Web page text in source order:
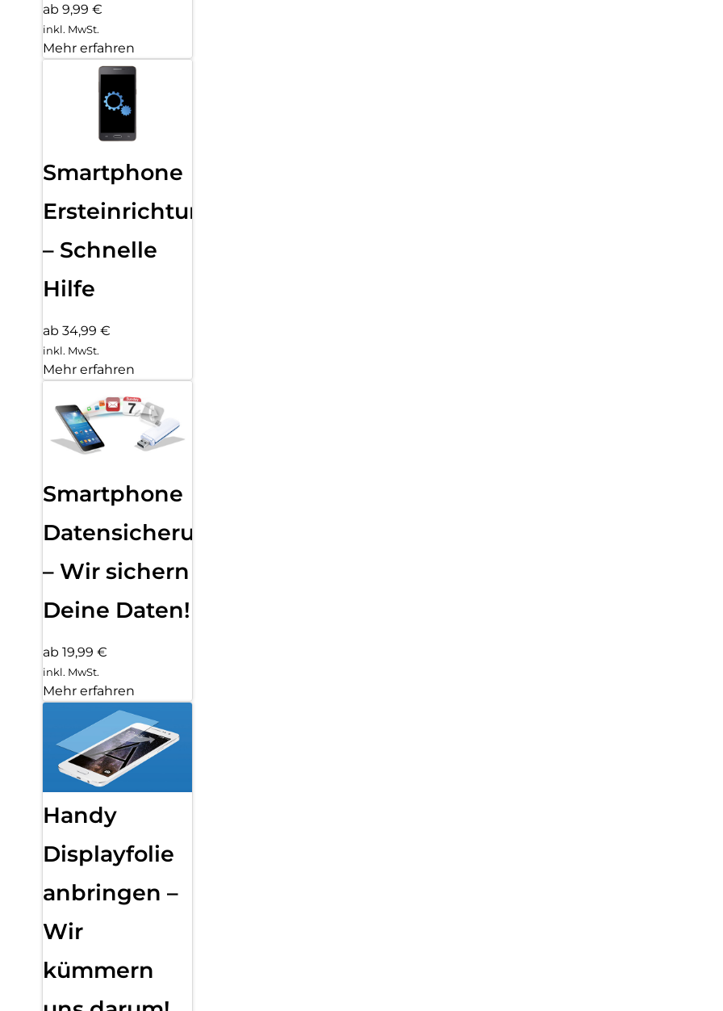
ab 9,99 €
inkl. MwSt.
Mehr erfahren
Smartphone
Ersteinrichtung
– Schnelle
Hilfe
ab 34,99 €
inkl. MwSt.
Mehr erfahren
Smartphone
Datensicherung
– Wir sichern
Deine Daten!
ab 19,99 €
inkl. MwSt.
Mehr erfahren
Handy
Displayfolie
anbringen –
Wir
kümmern